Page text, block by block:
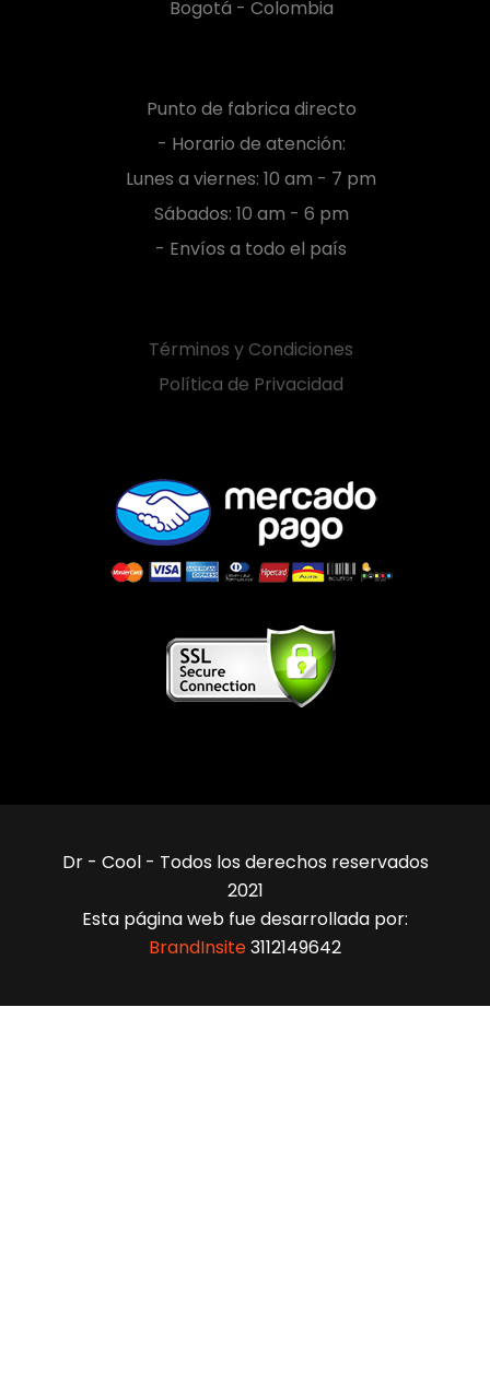
Bogotá - Colombia
Punto de fabrica directo
- Horario de atención:
Lunes a viernes: 10 am - 7 pm
Sábados: 10 am - 6 pm
- Envíos a todo el país
Términos y Condiciones
Política de Privacidad
Dr - Cool - Todos los derechos reservados
2021
Esta página web fue desarrollada por:
BrandInsite3112149642